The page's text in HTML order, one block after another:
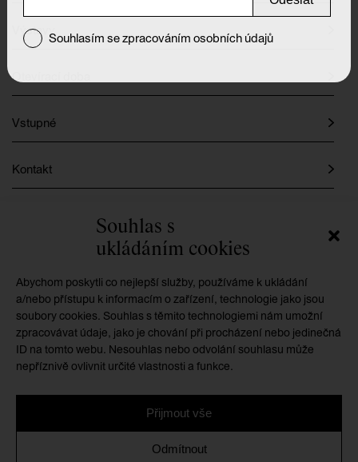
Souhlas s
ukládáním cookies
Abychom poskytli co nejlepší služby, používáme k ukládání
a/nebo přístupu k informacím o zařízení, technologie jako jsou
soubory cookies. Souhlas s těmito technologiemi nám umožní
zpracovávat údaje, jako je chování při procházení nebo jedinečná
ID na tomto webu. Nesouhlas nebo odvolání souhlasu může
nepříznivě ovlivnit určité vlastnosti a funkce.
Přijmout vše
Odmítnout
Výstavy
Otevírací doba
Vstupné
Kontakt
GMU je příspěvkovou organizací zřizovanou
Královéhradeckým krajem
Zásady cookies
Souhlasím se zpracováním osobních údajů